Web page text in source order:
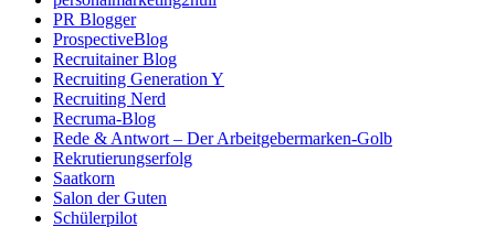
PR Blogger
ProspectiveBlog
Recruitainer Blog
Recruiting Generation Y
Recruiting Nerd
Recruma-Blog
Rede & Antwort – Der Arbeitgebermarken-Golb
Rekrutierungserfolg
Saatkorn
Salon der Guten
Schülerpilot